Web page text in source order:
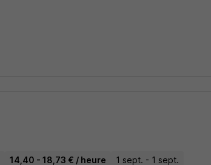
14,40 - 18,73 € / heure 1 sept. - 1 sept.